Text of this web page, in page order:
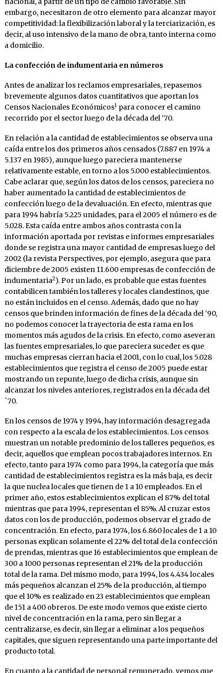
embargo, necesitaron de otro elemento para alcanzar mayor
competitividad: la flexibilización laboral y la terciarización, es
decir, al uso intensivo de la mano de obra, tanto interna como
a domicilio.
La confección de indumentaria en números
Antes de analizar los reclamos empresariales, repasemos
brevemente algunos datos cuantitativos que aportan los
Censos Nacionales Económicos1para conocer el camino
recorrido por el sector luego de la década del ‘70.
En relación a la cantidad de establecimientos se observa una
caída entre los dos primeros años censados (7.887 en 1974 a
5.137 en 1985), aunque luego pareciera mantenerse
relativamente estable, en torno a los 5.000 establecimientos.
Cabe aclarar que, según los datos de los censos, pareciera no
haber aumentado la cantidad de establecimientos de
confección luego de la devaluación. En efecto, mientras que
para 1994 habría 5.225 unidades, para el 2005 el número es de
5.028. Esta caída entre ambos años contrasta con la
información aportada por revistas e informes empresariales
donde se registra una mayor cantidad de empresas luego del
2002 (la revista Perspectives, por ejemplo, asegura que para
diciembre de 2005 existen 11.600 empresas de confección de
indumentaria2). Por un lado, es probable que estas fuentes
contabilicen también los talleres y locales clandestinos, que
no están incluidos en el censo. Además, dado que no hay
censos que brinden información de fines de la década del ‘90,
no podemos conocer la trayectoria de esta rama en los
momentos más agudos de la crisis. En efecto, como aseveran
las fuentes empresariales, lo que pareciera suceder es que
muchas empresas cierran hacia el 2001, con lo cual, los 5.028
establecimientos que registra el censo de 2005 puede estar
mostrando un repunte, luego de dicha crisis, aunque sin
alcanzar los niveles anteriores, registrados en la década del
´70.
En los censos de 1974 y 1994, hay información desagregada
con respecto a la escala de los establecimientos. Los censos
muestran un notable predominio de los talleres pequeños, es
decir, aquellos que emplean pocos trabajadores internos. En
efecto, tanto para 1974 como para 1994, la categoría que más
cantidad de establecimientos registra es la más baja, es decir
la que nuclea locales que tienen de 1 a 10 empleados. En el
primer año, estos establecimientos explican el 87% del total
mientras que para 1994, representan el 85%. Al cruzar estos
datos con los de producción, podemos observar el grado de
concentración. En efecto, para 1974, los 6.860 locales de 1 a 10
personas explican solamente el 22% del total de la confección
de prendas, mientras que 16 establecimientos que emplean de
300 a 1000 personas representan el 21% de la producción
total de la rama. Del mismo modo, para 1994, los 4.434 locales
más pequeños alcanzan el 25% de la producción, al tiempo
que el 10% es realizado en 23 establecimientos que emplean
de 151 a 400 obreros. De este modo vemos que existe cierto
nivel de concentración en la rama, pero sin llegar a
centralizarse, es decir, sin llegar a eliminar a los pequeños
capitales, que siguen representando una parte importante del
producto total.
En cuanto a la cantidad de personal remunerado, vemos que